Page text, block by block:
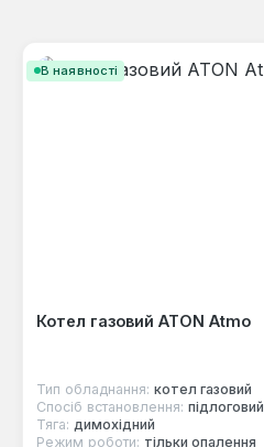
В наявності
Котел газовий ATON Atmo
Тип обладнання: котел газовий
Спосіб встановлення: підлоговий
Тяга: димохідний
Режим роботи: тільки опалення